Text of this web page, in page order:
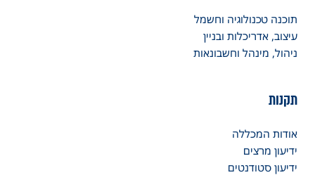
תוכנה טכנולוגיה וחשמל
עיצוב, אדריכלות ובניין
ניהול, מינהל וחשבונאות
תקנות
אודות המכללה
ידיעון מרצים
ידיעון סטודנטים